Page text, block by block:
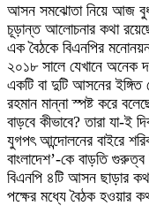
আসন সমঝোতা নিয়ে আজ
চূড়ান্ত আলোচনার কথা
এক বৈঠকে বিএনপির
২০১৮ সালে যেখানে অনেক
একটি বা দুটি আসনের
রহমান মান্না স্পষ্ট করে
বাড়বে কীভাবে? তারা যা-ই
যুগপৎ আন্দোলনের বাইরে
বাংলাদেশ’-কে বাড়তি
বিএনপি ৪টি আসন ছাড়ার
পক্ষের মধ্যে বৈঠক হওয়ার